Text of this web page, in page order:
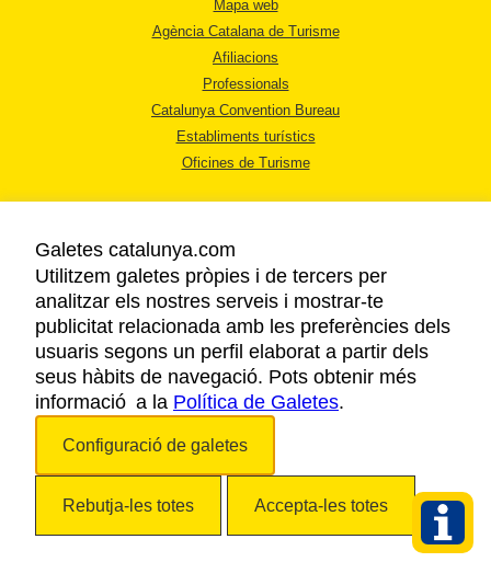
Mapa web
Agència Catalana de Turisme
Afiliacions
Professionals
Catalunya Convention Bureau
Establiments turístics
Oficines de Turisme
AVÍS LEGAL
POLÍTICA DE PRIVACITAT
COOKIES
ACCESSIBILITAT
Galetes catalunya.com
Utilitzem galetes pròpies i de tercers per
analitzar els nostres serveis i mostrar-te
publicitat relacionada amb les preferències dels
usuaris segons un perfil elaborat a partir dels
seus hàbits de navegació. Pots obtenir més
informació a la Política de Galetes.
Configuració de galetes
Rebutja-les totes Accepta-les totes